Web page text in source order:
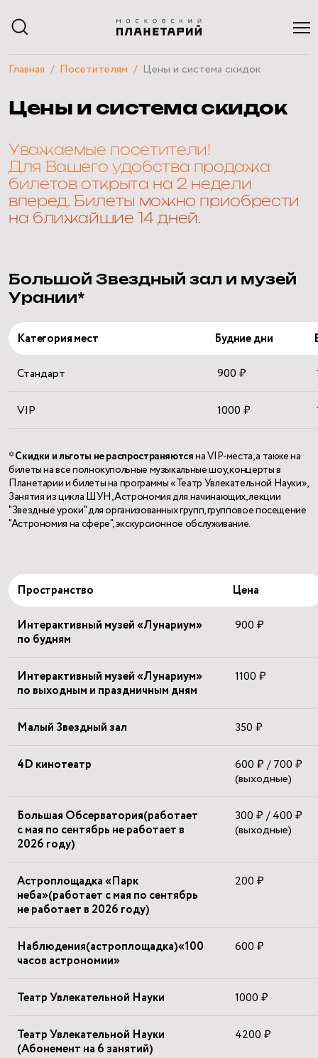
РАСПИСАНИЕ
КУРСЫ И ЛЕКЦИИ
ЧАСТНЫЕ МЕРОПРИЯТИЯ
ПОСЕТИТЕЛЯМ
О ПЛАНЕТАРИИ
НАУЧНЫЙ БЛОГ
КВИЗЫ
Главная Посетителям Цены и система скидок
Цены и система скидок
Уважаемые посетители!
Для Вашего удобства продажа
билетов открыта на 2 недели
вперед. Билеты можно приобрести
на ближайшие 14 дней.
Большой Звездный зал и музей
Урании*
Категория мест Будние дни
Стандарт 900 ₽
VIP 1000 ₽
* Скидки и льготы не распространяютсяна VIP-места, а также на
билеты на все полнокупольные музыкальные шоу, концерты в
Планетарии и билеты на программы «Театр Увлекательной Науки»,
Занятия из цикла ШУН, Астрономия для начинающих, лекции
"Звездные уроки" для организованных групп, групповое посещение
"Астрономия на сфере", экскурсионное обслуживание.
Пространство Цена
Интерактивный музей «Лунариум»
по будням
900 ₽
Интерактивный музей «Лунариум»
по выходным и праздничным дням
1100 ₽
Малый Звездный зал 350 ₽
4D кинотеатр
600 ₽ / 700 ₽
(выходные)
Большая Обсерватория(работает
с мая по сентябрь не работает в
2026 году)
300 ₽ / 400 ₽
(выходные)
Астроплощадка «Парк
неба»(работает с мая по сентябрь
не работает в 2026 году)
200 ₽
Наблюдения(астроплощадка)«100
часов астрономии»
600 ₽
Театр Увлекательной Науки 1000 ₽
Театр Увлекательной Науки
(Абонемент на 6 занятий)
4200 ₽